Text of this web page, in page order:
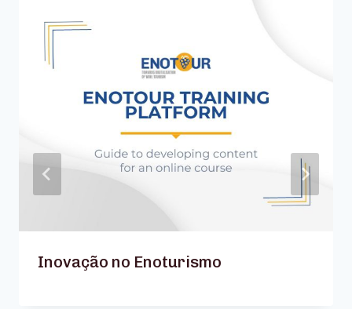
Inovação no Enoturismo